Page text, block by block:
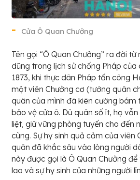
Cửa Ô Quan Chưởng
Tên gọi “Ô Quan Chưởng” ra đời từ
dũng trong lịch sử chống Pháp của
1873, khi thực dân Pháp tấn công
một viên Chưởng cơ (tướng quân
quân của mình đã kiên cường bám
bảo vệ cửa ô. Dù quân số ít, họ
liệt, giữ vững phòng tuyến cho đến
cùng. Sự hy sinh quả cảm của viên
quân đã khắc sâu vào lòng người
này được gọi là Ô Quan Chưởng
lao và sự hy sinh của những người